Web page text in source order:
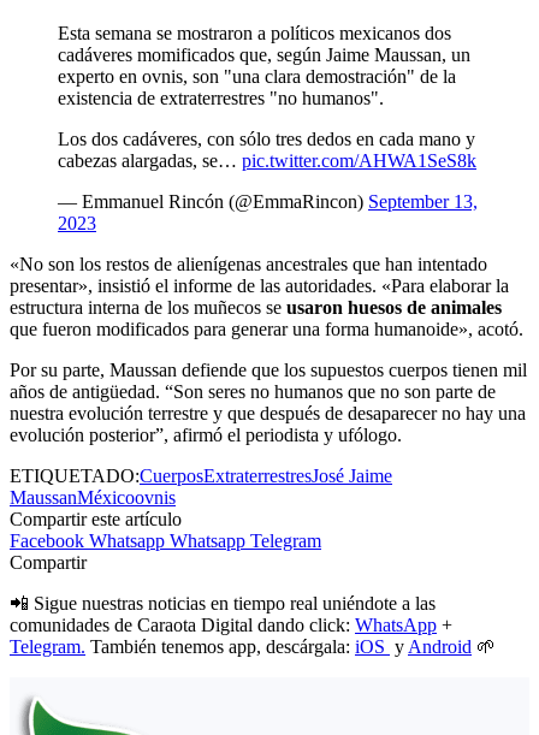
Esta semana se mostraron a políticos mexicanos dos
cadáveres momificados que, según Jaime Maussan, un
experto en ovnis, son "una clara demostración" de la
existencia de extraterrestres "no humanos".
Los dos cadáveres, con sólo tres dedos en cada mano y
cabezas alargadas, se… pic.twitter.com/AHWA1SeS8k
— Emmanuel Rincón (@EmmaRincon) September 13,
2023
«No son los restos de alienígenas ancestrales que han intentado
presentar», insistió el informe de las autoridades. «Para elaborar la
estructura interna de los muñecos se usaron huesos de animales
que fueron modificados para generar una forma humanoide», acotó.
Por su parte, Maussan defiende que los supuestos cuerpos tienen mil
años de antigüedad. “Son seres no humanos que no son parte de
nuestra evolución terrestre y que después de desaparecer no hay una
evolución posterior”, afirmó el periodista y ufólogo.
ETIQUETADO:CuerposExtraterrestresJosé Jaime
MaussanMéxicoovnis
Compartir este artículo
Facebook Whatsapp Whatsapp Telegram
Compartir
📲 Sigue nuestras noticias en tiempo real uniéndote a las
comunidades de Caraota Digital dando click: WhatsApp +
Telegram. También tenemos app, descárgala: iOS y Android 🌱